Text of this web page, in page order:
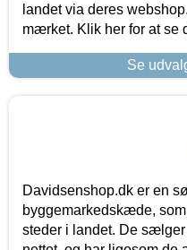
landet via deres
mærket. Klik her for at se
Se
Davidsenshop.dk er en
byggemarkedskæde,
steder i landet. De